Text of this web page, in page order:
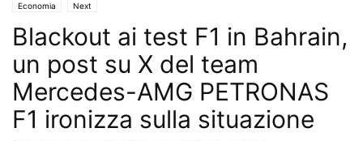
Economia Next
Blackout ai test F1 in Bahrain,
un post su X del team
Mercedes-AMG PETRONAS
F1 ironizza sulla situazione